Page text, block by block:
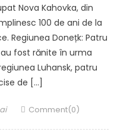
Nova Kahovka, din
100 de ani de la
Regiunea Donețk: Patru
fost rănite în urma
Luhansk, patru
de […]
Comment(0)